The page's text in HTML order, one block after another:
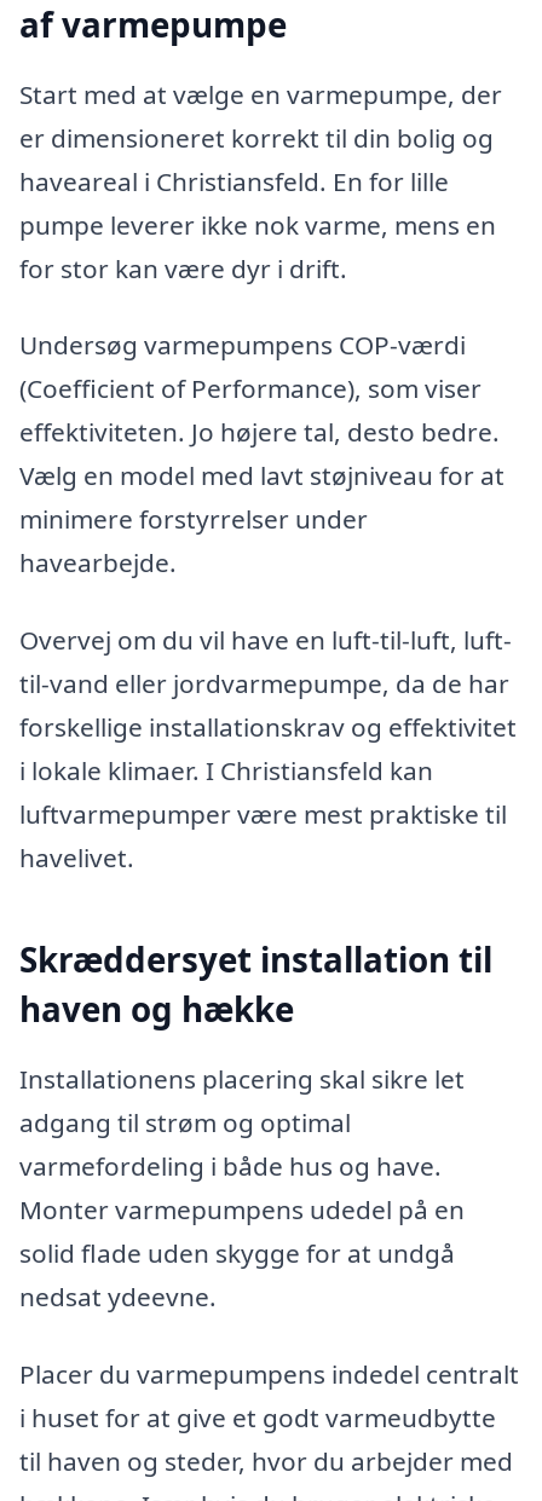
af varmepumpe
Start med at vælge en varmepumpe, der
er dimensioneret korrekt til din bolig og
haveareal i Christiansfeld. En for lille
pumpe leverer ikke nok varme, mens en
for stor kan være dyr i drift.
Undersøg varmepumpens COP-værdi
(Coefficient of Performance), som viser
effektiviteten. Jo højere tal, desto bedre.
Vælg en model med lavt støjniveau for at
minimere forstyrrelser under
havearbejde.
Overvej om du vil have en luft-til-luft, luft-
til-vand eller jordvarmepumpe, da de har
forskellige installationskrav og effektivitet
i lokale klimaer. I Christiansfeld kan
luftvarmepumper være mest praktiske til
havelivet.
Skræddersyet installation til
haven og hække
Installationens placering skal sikre let
adgang til strøm og optimal
varmefordeling i både hus og have.
Monter varmepumpens udedel på en
solid flade uden skygge for at undgå
nedsat ydeevne.
Placer du varmepumpens indedel centralt
i huset for at give et godt varmeudbytte
til haven og steder, hvor du arbejder med